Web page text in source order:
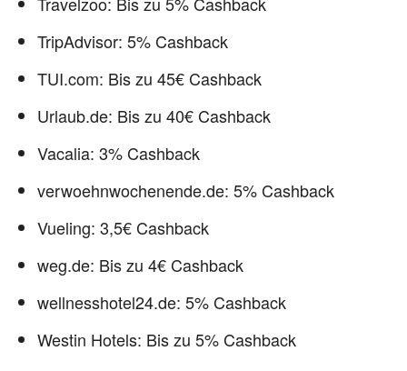
TripAdvisor: 5% Cashback
TUI.com: Bis zu 45€ Cashback
Urlaub.de: Bis zu 40€ Cashback
Vacalia: 3% Cashback
verwoehnwochenende.de: 5% Cashback
Vueling: 3,5€ Cashback
weg.de: Bis zu 4€ Cashback
wellnesshotel24.de: 5% Cashback
Westin Hotels: Bis zu 5% Cashback